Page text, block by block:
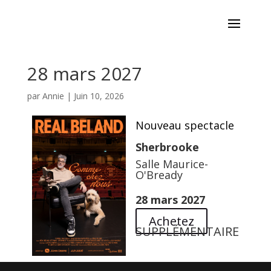
28 mars 2027
par Annie | Juin 10, 2026
Nouveau spectacle
Sherbrooke
Salle Maurice-
O'Bready
28 mars 2027
Achetez
SUPPLÉMENTAIRE